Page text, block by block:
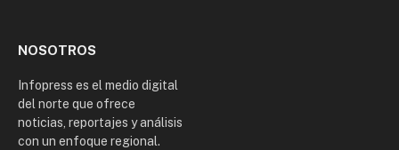
NOSOTROS
Infopress es el medio digital
del norte que ofrece
noticias, reportajes y análisis
con un enfoque regional.